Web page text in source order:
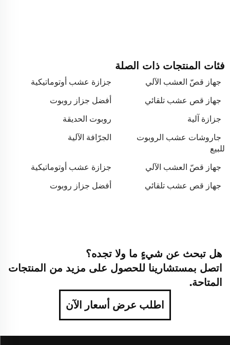
فئات المنتجات ذات الصلة
جهاز قصّ العشب الآلي
جزازة عشب أوتوماتيكية
جهاز قص عشب تلقائي
أفضل جزاز روبوت
جزازة آلية
روبوت الحديقة
جاروشات عشب الروبوت
للبيع
الجرّافة الآلية
جهاز قصّ العشب الآلي
جزازة عشب أوتوماتيكية
جهاز قص عشب تلقائي
أفضل جزاز روبوت
هل تبحث عن شيءٍ ما ولا تجده؟
اتصل بمستشارينا للحصول على مزيد من المنتجات
المتاحة.
اطلب عرض أسعار الآن